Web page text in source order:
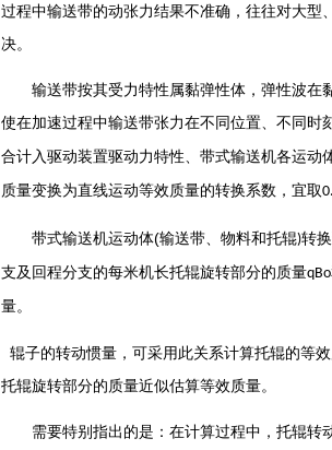
过程中输送带的动张力结果不准确，往往对大型
决。
输送带按其受力特性属黏弹性体，弹性波在
使在加速过程中输送带张力在不同位置、不同时
合计入驱动装置驱动力特性、带式输送机各运动
质量变换为直线运动等效质量的转换系数，宜取
带式输送机运动体(输送带、物料和托辊)转
支及回程分支的每米机长托辊旋转部分的质量qBo
量。
辊子的转动惯量，可采用此关系计算托辊的等
托辊旋转部分的质量近似估算等效质量。
需要特别指出的是：在计算过程中，托辊转